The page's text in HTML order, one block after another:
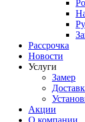
Рассрочка
Новости
Услуги
Замер
Акции
О компании